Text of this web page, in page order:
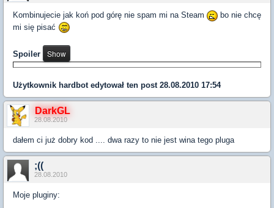
Kombinujecie jak koń pod górę nie spam mi na Steam
bo nie chcę
mi się pisać
Spoiler
Użytkownik hardbotedytował ten post 28.08.2010 17:54
DarkGL
28.08.2010
dałem ci już dobry kod .... dwa razy to nie jest wina tego pluga
;((
28.08.2010
Moje pluginy: